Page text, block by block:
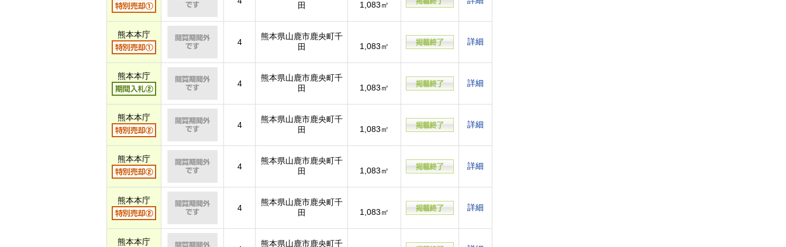
田
1,083㎡
熊本本庁
4
熊本県山鹿市鹿央町千
田
1,083㎡ 詳細
熊本本庁
4
熊本県山鹿市鹿央町千
田
1,083㎡ 詳細
熊本本庁
4
熊本県山鹿市鹿央町千
田
1,083㎡ 詳細
熊本本庁
4
熊本県山鹿市鹿央町千
田
1,083㎡ 詳細
熊本本庁
4
熊本県山鹿市鹿央町千
田
1,083㎡ 詳細
熊本本庁
熊本県山鹿市鹿央町千